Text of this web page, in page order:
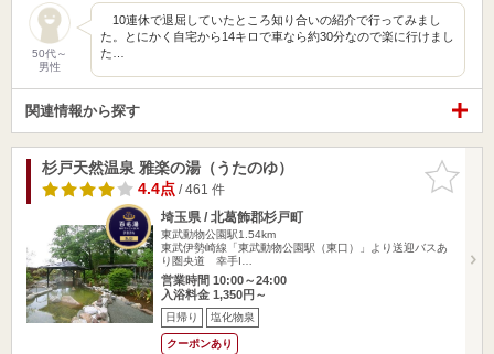
50代～
男性
10連休で退屈していたところ知り合いの紹介で行ってみまし
た。とにかく自宅から14キロで車なら約30分なので楽に行けまし
た…
関連情報から探す
お気に入
りに追加
杉戸天然温泉 雅楽の湯（うたのゆ）
4.4点/ 461 件
埼玉県 / 北葛飾郡杉戸町
東武動物公園駅1.54km
東武伊勢崎線「東武動物公園駅（東口）」より送迎バスあ
り圏央道 幸手I…
営業時間 10:00～24:00
入浴料金 1,350円～
日帰り 塩化物泉
クーポンあり